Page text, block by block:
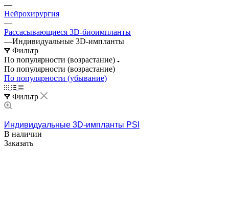
—
Нейрохирургия
—
Рассасывающиеся 3D-биоимпланты
—Индивидуальные 3D-импланты
Фильтр
По популярности (возрастание)
По популярности (возрастание)
По популярности (убывание)
Фильтр
Индивидуальные 3D-импланты PSI
В наличии
Заказать